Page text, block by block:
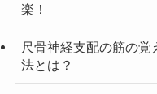
楽！
尺骨神経支配の筋の
法とは？